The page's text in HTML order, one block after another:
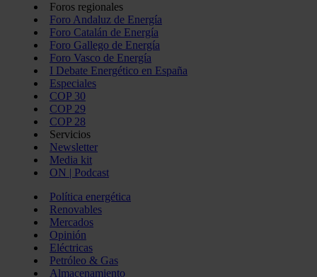
Foros regionales
Foro Andaluz de Energía
Foro Catalán de Energía
Foro Gallego de Energía
Foro Vasco de Energía
I Debate Energético en España
Especiales
COP 30
COP 29
COP 28
Servicios
Newsletter
Media kit
ON | Podcast
Política energética
Renovables
Mercados
Opinión
Eléctricas
Petróleo & Gas
Almacenamiento